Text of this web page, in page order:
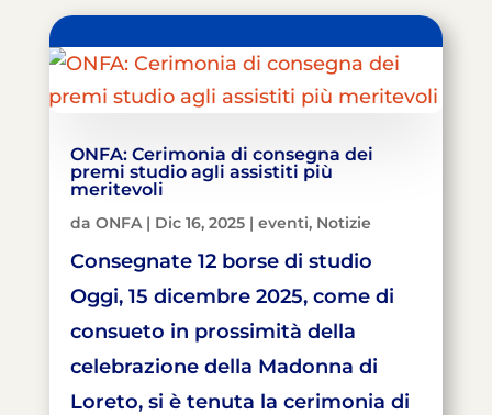
ONFA: Cerimonia di consegna dei
premi studio agli assistiti più
meritevoli
da ONFA| Dic 16, 2025| eventi, Notizie
Consegnate 12 borse di studio
Oggi, 15 dicembre 2025, come di
consueto in prossimità della
celebrazione della Madonna di
Loreto, si è tenuta la cerimonia di